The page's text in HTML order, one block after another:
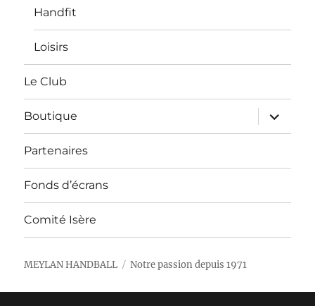
Handfit
Loisirs
Le Club
Boutique
ouvrir
le
sous-
Partenaires
Fonds d’écrans
Comité Isère
MEYLAN HANDBALL Notre passion depuis 1971